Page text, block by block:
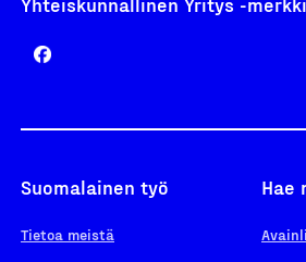
Suomalainen työ
Tietoa meistä
Hae